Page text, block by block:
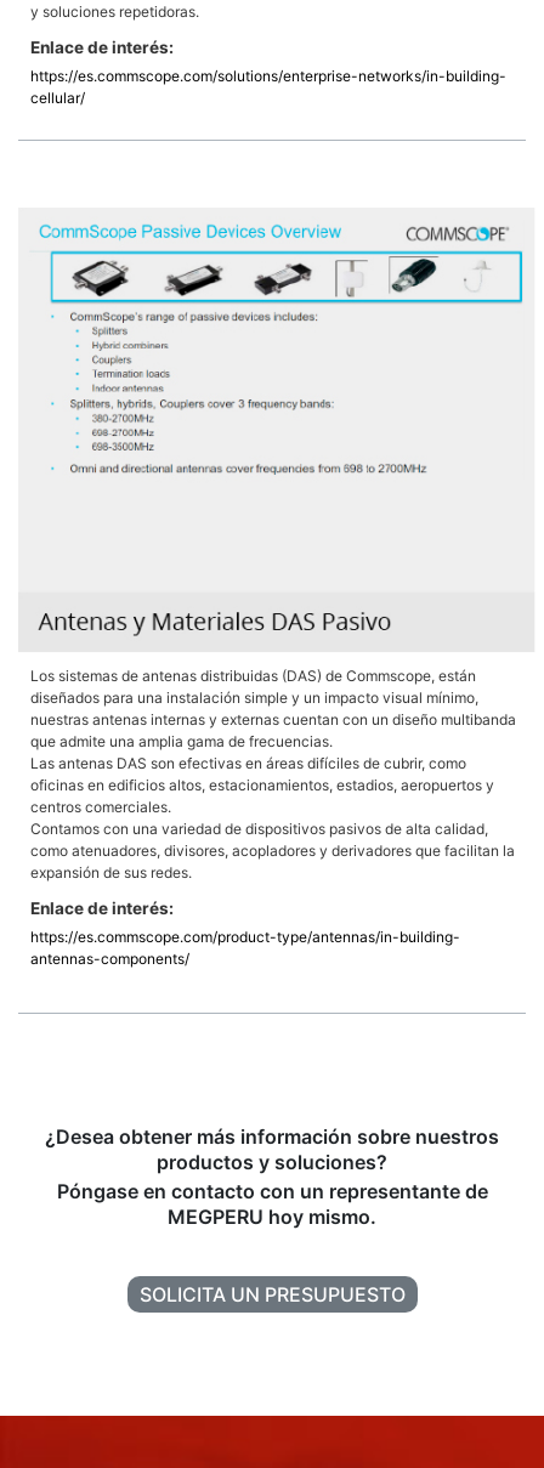
y soluciones repetidoras.
Enlace de interés:
https://es.commscope.com/solutions/enterprise-networks/in-building-
cellular/
Los sistemas de antenas distribuidas (DAS) de Commscope, están
diseñados para una instalación simple y un impacto visual mínimo,
nuestras antenas internas y externas cuentan con un diseño multibanda
que admite una amplia gama de frecuencias.
Las antenas DAS son efectivas en áreas difíciles de cubrir, como
oficinas en edificios altos, estacionamientos, estadios, aeropuertos y
centros comerciales.
Contamos con una variedad de dispositivos pasivos de alta calidad,
como atenuadores, divisores, acopladores y derivadores que facilitan la
expansión de sus redes.
Enlace de interés:
https://es.commscope.com/product-type/antennas/in-building-
antennas-components/
¿Desea obtener más información sobre nuestros
productos y soluciones?
Póngase en contacto con un representante de
MEGPERU hoy mismo.
SOLICITA UN PRESUPUESTO